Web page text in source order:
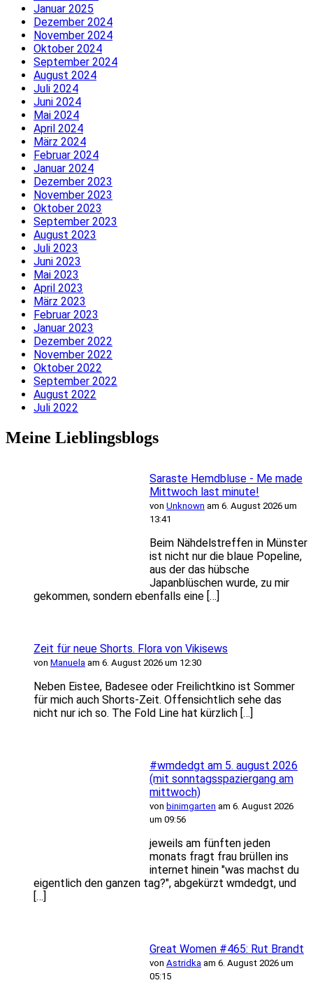
Januar 2025
Dezember 2024
November 2024
Oktober 2024
September 2024
August 2024
Juli 2024
Juni 2024
Mai 2024
April 2024
März 2024
Februar 2024
Januar 2024
Dezember 2023
November 2023
Oktober 2023
September 2023
August 2023
Juli 2023
Juni 2023
Mai 2023
April 2023
März 2023
Februar 2023
Januar 2023
Dezember 2022
November 2022
Oktober 2022
September 2022
August 2022
Juli 2022
Meine Lieblingsblogs
Saraste Hemdbluse - Me made
Mittwoch last minute!
von Unknown am 6. August 2026 um
13:41
Beim Nähdelstreffen in Münster
ist nicht nur die blaue Popeline,
aus der das hübsche
Japanblüschen wurde, zu mir
gekommen, sondern ebenfalls eine […]
Zeit für neue Shorts. Flora von Vikisews
von Manuela am 6. August 2026 um 12:30
Neben Eistee, Badesee oder Freilichtkino ist Sommer
für mich auch Shorts-Zeit. Offensichtlich sehe das
nicht nur ich so. The Fold Line hat kürzlich […]
#wmdedgt am 5. august 2026
(mit sonntagsspaziergang am
mittwoch)
von binimgarten am 6. August 2026
um 09:56
jeweils am fünften jeden
monats fragt frau brüllen ins
internet hinein "was machst du
eigentlich den ganzen tag?", abgekürzt wmdedgt, und
[…]
Great Women #465: Rut Brandt
von Astridka am 6. August 2026 um
05:15